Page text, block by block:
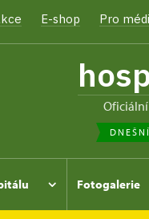
E-shop Pro
Fotogalerie